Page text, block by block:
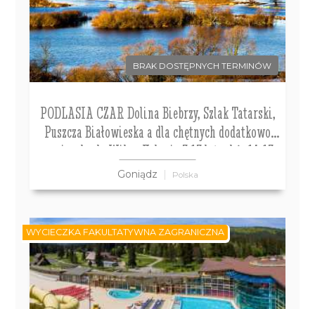
BRAK DOSTĘPNYCH TERMINÓW
PODLASIA CZAR Dolina Biebrzy, Szlak Tatarski,
Puszcza Białowieska a dla chętnych dodatkowo
wycieczka do Wilna Kolonie 7-13 lat, obóz 14-17
lat
Goniądz Polska
WYCIECZKA FAKULTATYWNA ZAGRANICZNA